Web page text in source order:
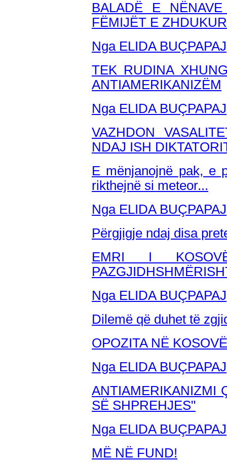
BALADË E
FËMIJËT E ZHDUKUR
Nga ELIDA BUÇPAPAJ
TEK RUDINA
ANTIAMERIKANIZËM
Nga ELIDA BUÇPAPAJ
VAZHDON
NDAJ ISH
E mënjanojnë pak, e
rikthejnë si meteor...
Nga ELIDA BUÇPAPAJ
Përgjigje ndaj disa
EMRI I
Nga ELIDA BUÇPAPAJ
Dilemë që duhet të
OPOZITA NË
Nga ELIDA BUÇPAPAJ
ANTIAMERIKANIZMI
SË SHPREHJES"
Nga ELIDA BUÇPAPAJ
MË NË FUND!